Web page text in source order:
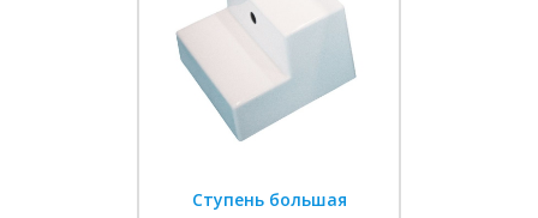
Ступень большая